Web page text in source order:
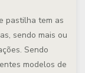
pastilha tem as
sendo mais ou
. Sendo
modelos de